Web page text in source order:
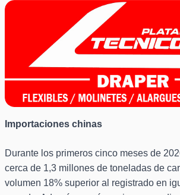
Importaciones chinas
Durante los primeros cinco meses de
cerca de 1,3 millones de toneladas de
volumen 18% superior al registrado en